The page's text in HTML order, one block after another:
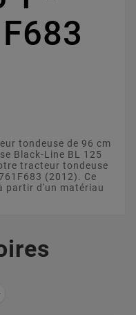
tondeuse de 96 cm
Black-Line BL 125
tracteur tondeuse
(2012). Ce
partir d'un matériau